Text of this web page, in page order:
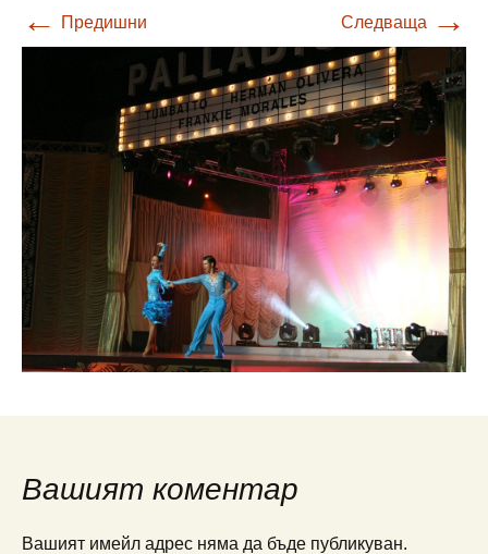
← Предишни Следваща →
Вашият коментар
Вашият имейл адрес няма да бъде публикуван.